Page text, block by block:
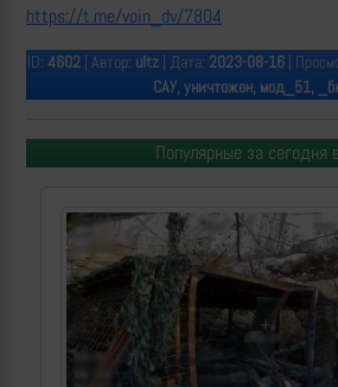
https://t.me/voin_dv/7804
ID: 4602| Автор: ultz| Дата: 2023-08-16|
САУ, уничтожен, мод_51,
Популярные за сегодня